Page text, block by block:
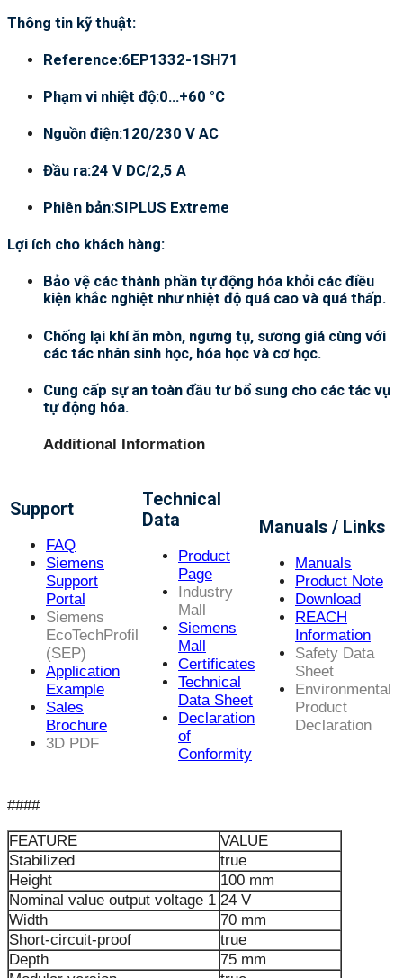
Thông tin kỹ thuật:
Reference:6EP1332-1SH71
Phạm vi nhiệt độ:0…+60 °C
Nguồn điện:120/230 V AC
Đầu ra:24 V DC/2,5 A
Phiên bản:SIPLUS Extreme
Lợi ích cho khách hàng:
Bảo vệ các thành phần tự động hóa khỏi các điều
kiện khắc nghiệt như nhiệt độ quá cao và quá thấp.
Chống lại khí ăn mòn, ngưng tụ, sương giá cùng với
các tác nhân sinh học, hóa học và cơ học.
Cung cấp sự an toàn đầu tư bổ sung cho các tác vụ
tự động hóa.
Additional Information
Support
FAQ
Siemens
Support
Portal
Siemens
EcoTechProfil
(SEP)
Application
Example
Sales
Brochure
3D PDF
Technical
Data
Product
Page
Industry
Mall
Siemens
Mall
Certificates
Technical
Data Sheet
Declaration
of
Conformity
Manuals / Links
Manuals
Product Note
Download
REACH
Information
Safety Data
Sheet
Environmental
Product
Declaration
####
FEATURE
VALUE
Stabilized
true
Height
100 mm
Nominal value output voltage 1 24 V
Width
70 mm
Short-circuit-proof
true
Depth
75 mm